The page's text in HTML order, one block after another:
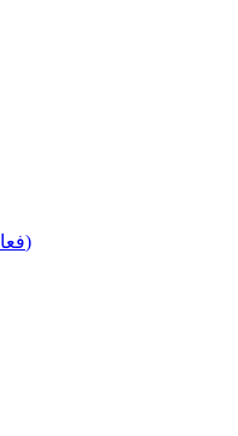
API (فعال دواسازي جو جزو)